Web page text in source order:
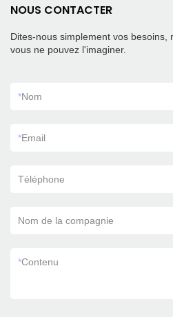
NOUS CONTACTER
Dites-nous simplement vos besoins,
vous ne pouvez l'imaginer.
*Nom
*Email
Téléphone
Nom de la compagnie
*Contenu